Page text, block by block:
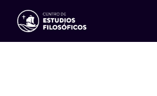
Eventos